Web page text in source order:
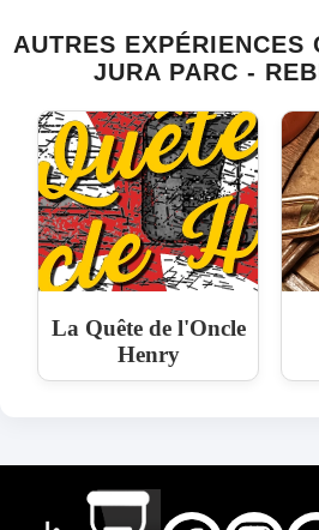
AUTRES EXPÉRIENCES
JURA PARC -
La Quête de l'Oncle
Henry